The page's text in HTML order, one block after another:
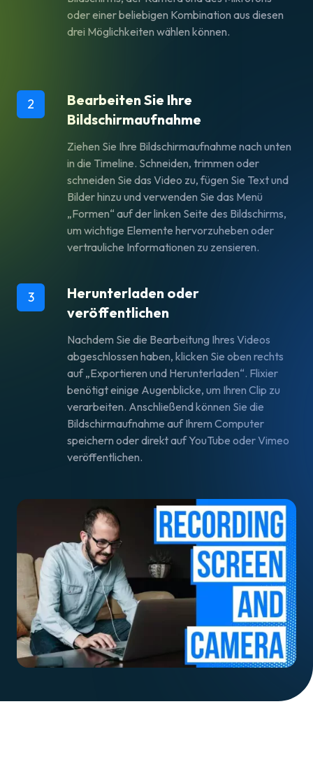
oder einer beliebigen Kombination aus diesen
drei Möglichkeiten wählen können.
2
Bearbeiten Sie Ihre
Bildschirmaufnahme
Ziehen Sie Ihre Bildschirmaufnahme nach unten
in die Timeline. Schneiden, trimmen oder
schneiden Sie das Video zu, fügen Sie Text und
Bilder hinzu und verwenden Sie das Menü
„Formen“ auf der linken Seite des Bildschirms,
um wichtige Elemente hervorzuheben oder
vertrauliche Informationen zu zensieren.
3
Herunterladen oder
veröffentlichen
Nachdem Sie die Bearbeitung Ihres Videos
abgeschlossen haben, klicken Sie oben rechts
auf „Exportieren und Herunterladen“. Flixier
benötigt einige Augenblicke, um Ihren Clip zu
verarbeiten. Anschließend können Sie die
Bildschirmaufnahme auf Ihrem Computer
speichern oder direkt auf YouTube oder Vimeo
veröffentlichen.